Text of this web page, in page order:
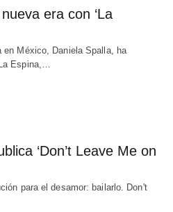
era con ‘La
en México, Daniela Spalla, ha
Espina,…
‘Don’t Leave Me on
para el desamor: bailarlo. Don't